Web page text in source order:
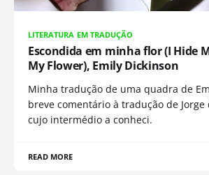
LITERATURA EM TRADUÇÃO
Escondida em minha flor (I Hide
My Flower), Emily Dickinson
Minha tradução de uma quadra de
breve comentário à tradução de Jorge
cujo intermédio a conheci.
READ MORE